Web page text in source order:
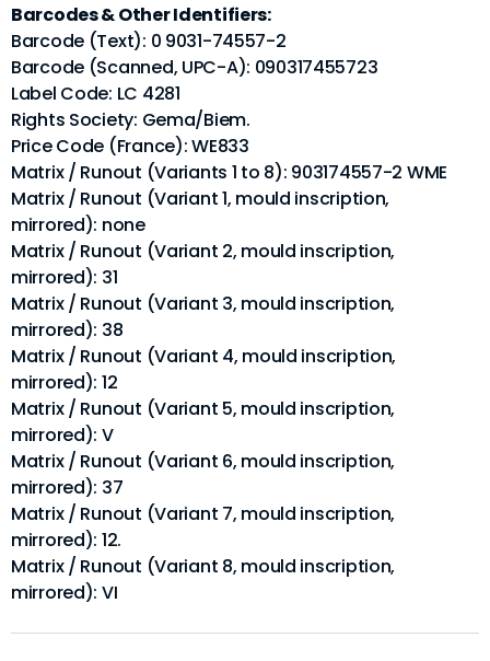
Barcodes & Other Identifiers:
Barcode (Text): 0 9031-74557-2
Barcode (Scanned, UPC-A): 090317455723
Label Code: LC 4281
Rights Society: Gema/Biem.
Price Code (France): WE833
Matrix / Runout (Variants 1 to 8): 903174557-2 WME
Matrix / Runout (Variant 1, mould inscription,
mirrored): none
Matrix / Runout (Variant 2, mould inscription,
mirrored): 31
Matrix / Runout (Variant 3, mould inscription,
mirrored): 38
Matrix / Runout (Variant 4, mould inscription,
mirrored): 12
Matrix / Runout (Variant 5, mould inscription,
mirrored): V
Matrix / Runout (Variant 6, mould inscription,
mirrored): 37
Matrix / Runout (Variant 7, mould inscription,
mirrored): 12.
Matrix / Runout (Variant 8, mould inscription,
mirrored): VI